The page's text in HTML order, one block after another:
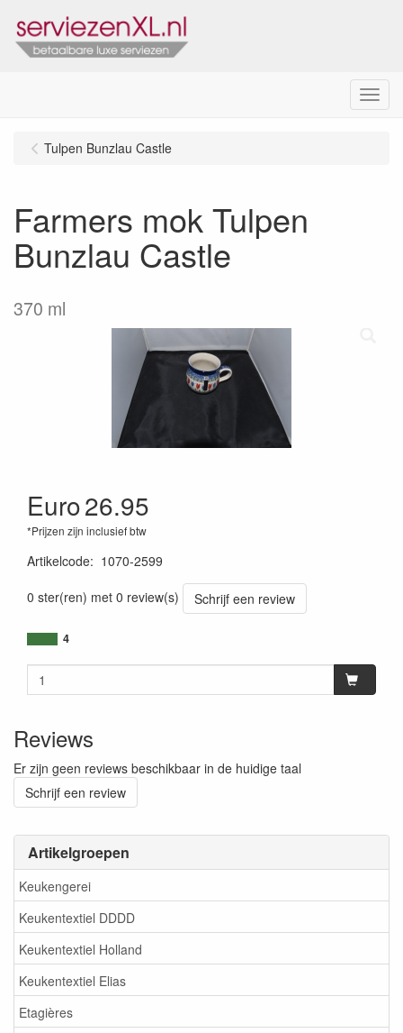
Menu
Artikelgroepen
Keukengerei
Keukentextiel DDDD
Keukentextiel Holland
Keukentextiel Elias
Etagières
Tulpen Bunzlau Castle
Farmers mok Tulpen
Bunzlau Castle
370 ml
Euro26.95
*Prijzen zijn inclusief btw
Artikelcode: 1070-2599
0 ster(ren) met 0 review(s)
Schrijf een review
4
Reviews
Er zijn geen reviews beschikbaar in de huidige taal
Schrijf een review